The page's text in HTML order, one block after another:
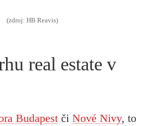
(zdroj: HB Reavis)
real estate v
Budapest či Nové Nivy, to